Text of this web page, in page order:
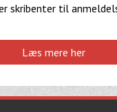
skribenter til
Læs mere her